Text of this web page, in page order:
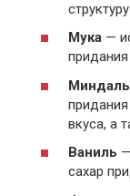
Мука —
вкуса, а
Ваниль
сахар